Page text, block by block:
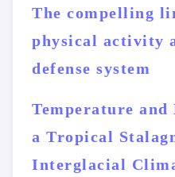
The compelling
physical activity
defense system
Temperature and
a Tropical
Interglacial